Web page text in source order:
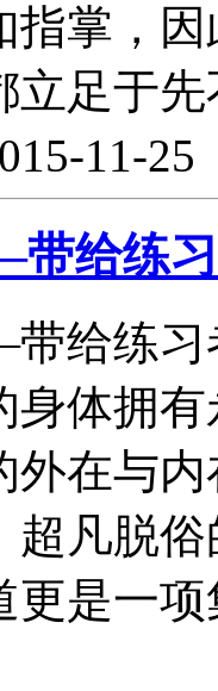
指掌，
立足于
11-
给练习
给练习
身体拥
外在与
超凡脱
更是一